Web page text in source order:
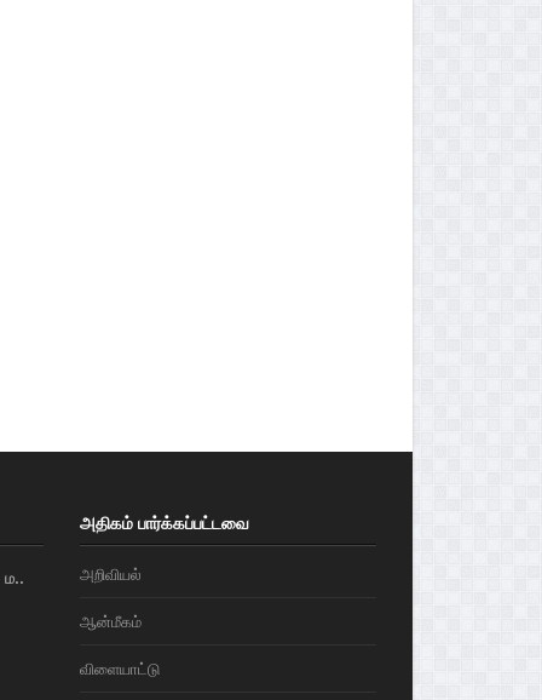
அதிகம் பார்க்கப்பட்டவை
அறிவியல்
ஆன்மீகம்
விளையாட்டு